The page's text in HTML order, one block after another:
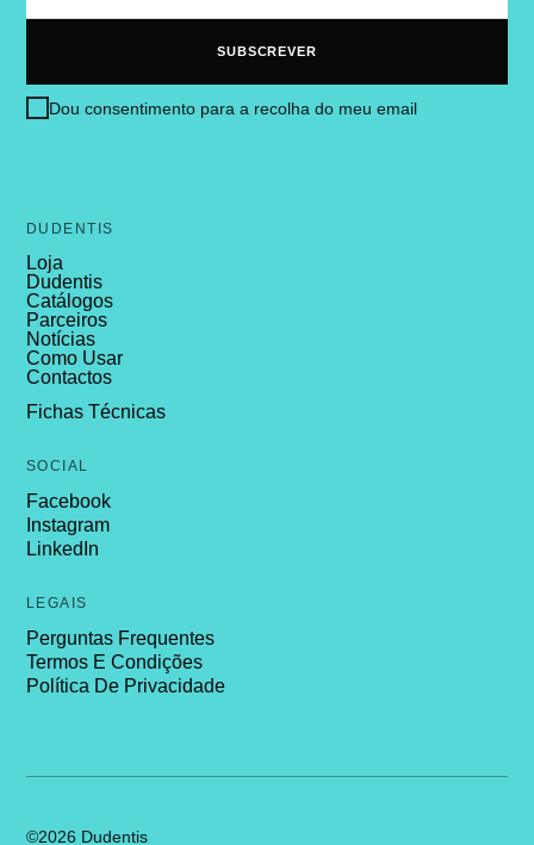
Dou consentimento para a recolha do meu email
DUDENTIS
Loja
Dudentis
Catálogos
Parceiros
Notícias
Como Usar
Contactos
Fichas Técnicas
SOCIAL
Facebook
Instagram
LinkedIn
LEGAIS
Perguntas Frequentes
Termos E Condições
Política De Privacidade
©2026 Dudentis